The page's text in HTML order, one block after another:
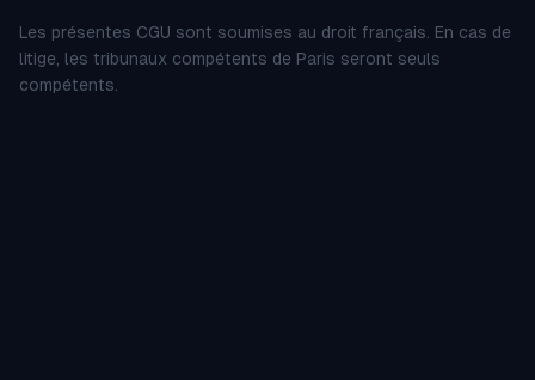
Les présentes CGU sont soumises au droit français. En cas de
litige, les tribunaux compétents de Paris seront seuls
compétents.